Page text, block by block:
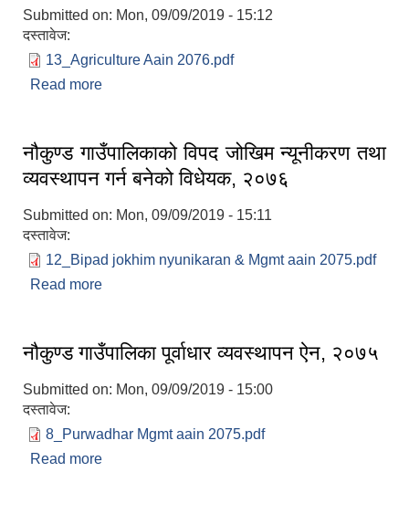
Submitted on: Mon, 09/09/2019 - 15:12
दस्तावेज:
13_Agriculture Aain 2076.pdf
Read more
नौकुण्ड गाउँपालिकाको विपद जोखिम न्यूनीकरण तथा
व्यवस्थापन गर्न बनेको विधेयक, २०७६
Submitted on: Mon, 09/09/2019 - 15:11
दस्तावेज:
12_Bipad jokhim nyunikaran & Mgmt aain 2075.pdf
Read more
नौकुण्ड गाउँपालिका पूर्वाधार व्यवस्थापन ऐन, २०७५
Submitted on: Mon, 09/09/2019 - 15:00
दस्तावेज:
8_Purwadhar Mgmt aain 2075.pdf
Read more